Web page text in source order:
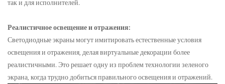
так и для исполнителей.
Реалистичное освещение и отражения:
Светодиодные экраны могут имитировать естественные условия
освещения и отражения, делая виртуальные декорации более
реалистичными. Это решает одну из проблем технологии зеленого
экрана, когда трудно добиться правильного освещения и отражений.